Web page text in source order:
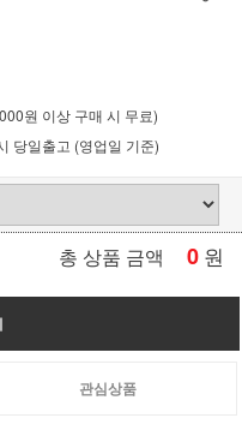
원 이상 구매 시 무료)
당일출고 (영업일 기준)
총 상품 금액 0 원
관심상품